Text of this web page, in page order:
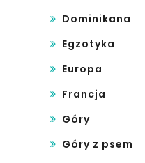
Dominikana
Egzotyka
Europa
Francja
Góry
Góry z psem